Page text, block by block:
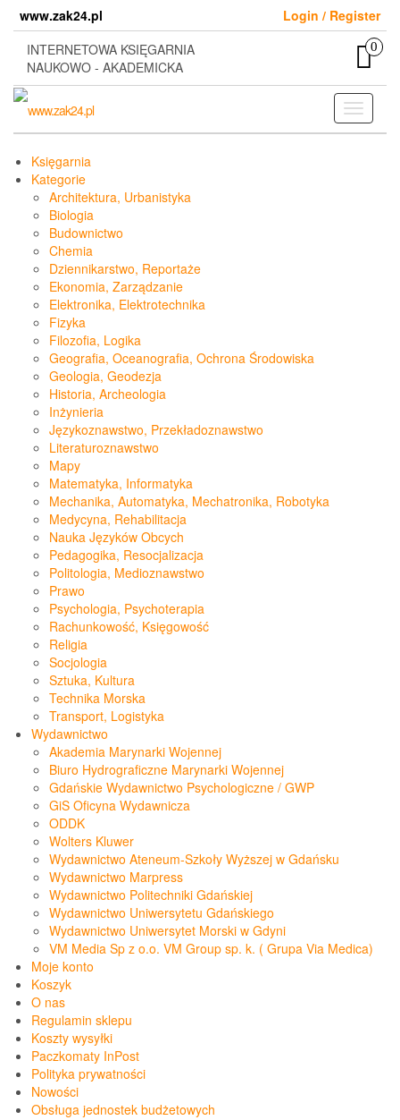
content
www.zak24.pl
Login / Register
INTERNETOWA KSIĘGARNIA
NAUKOWO - AKADEMICKA
0
Toggle
Księgarnia
Kategorie
Architektura, Urbanistyka
Biologia
Budownictwo
Chemia
Dziennikarstwo, Reportaże
Ekonomia, Zarządzanie
Elektronika, Elektrotechnika
Fizyka
Filozofia, Logika
Geografia, Oceanografia, Ochrona Środowiska
Geologia, Geodezja
Historia, Archeologia
Inżynieria
Językoznawstwo, Przekładoznawstwo
Literaturoznawstwo
Mapy
Matematyka, Informatyka
Mechanika, Automatyka, Mechatronika, Robotyka
Medycyna, Rehabilitacja
Nauka Języków Obcych
Pedagogika, Resocjalizacja
Politologia, Medioznawstwo
Prawo
Psychologia, Psychoterapia
Rachunkowość, Księgowość
Religia
Socjologia
Sztuka, Kultura
Technika Morska
Transport, Logistyka
Wydawnictwo
Akademia Marynarki Wojennej
Biuro Hydrograficzne Marynarki Wojennej
Gdańskie Wydawnictwo Psychologiczne / GWP
GiS Oficyna Wydawnicza
ODDK
Wolters Kluwer
Wydawnictwo Ateneum-Szkoły Wyższej w Gdańsku
Wydawnictwo Marpress
Wydawnictwo Politechniki Gdańskiej
Wydawnictwo Uniwersytetu Gdańskiego
Wydawnictwo Uniwersytet Morski w Gdyni
VM Media Sp z o.o. VM Group sp. k. ( Grupa Via Medica)
Moje konto
Koszyk
O nas
Regulamin sklepu
Koszty wysyłki
Paczkomaty InPost
Polityka prywatności
Nowości
Obsługa jednostek budżetowych